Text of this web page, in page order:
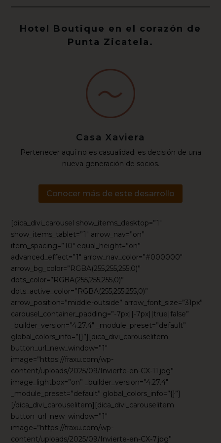
Hotel Boutique en el corazón de
Punta Zicatela.
Casa Xaviera
Pertenecer aquí no es casualidad: es decisión de una
nueva generación de socios.
Conocer más de este desarrollo
[dica_divi_carousel show_items_desktop=”1″
show_items_tablet=”1″ arrow_nav=”on”
item_spacing=”10″ equal_height=”on”
advanced_effect=”1″ arrow_nav_color=”#000000″
arrow_bg_color=”RGBA(255,255,255,0)”
dots_color=”RGBA(255,255,255,0)”
dots_active_color=”RGBA(255,255,255,0)”
arrow_position=”middle-outside” arrow_font_size=”31px”
carousel_container_padding=”-7px||-7px||true|false”
_builder_version=”4.27.4″ _module_preset=”default”
global_colors_info=”{}”][dica_divi_carouselitem
button_url_new_window=”1″
image=”https://fraxu.com/wp-
content/uploads/2025/09/Invierte-en-CX-11.jpg”
image_lightbox=”on” _builder_version=”4.27.4″
_module_preset=”default” global_colors_info=”{}”]
[/dica_divi_carouselitem][dica_divi_carouselitem
button_url_new_window=”1″
image=”https://fraxu.com/wp-
content/uploads/2025/09/Invierte-en-CX-7.jpg”